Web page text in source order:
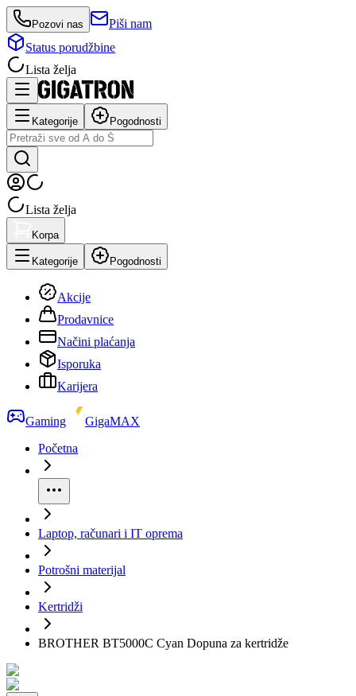
Pozovi nas
Piši nam
Status porudžbine
Lista želja
Kategorije Pogodnosti
Lista želja
Korpa
Kategorije Pogodnosti
Akcije
Prodavnice
Načini plaćanja
Isporuka
Karijera
Gaming
GigaMAX
Početna
Laptop, računari i IT oprema
Potrošni materijal
Kertridži
BROTHER BT5000C Cyan Dopuna za kertridže